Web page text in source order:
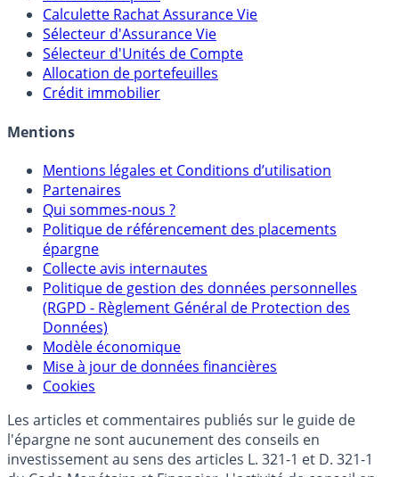
Calculateur d'intérêts
Calculette Impôts
Calculette Rachat Assurance Vie
Sélecteur d'Assurance Vie
Sélecteur d'Unités de Compte
Crédit immobilier
Mentions
Mentions légales et Conditions d’utilisation
Partenaires
Qui sommes-nous ?
Politique de référencement des placements
épargne
Collecte avis internautes
Politique de gestion des données personnelles
(RGPD - Règlement Général de Protection des
Données)
Modèle économique
Cookies
Les articles et commentaires publiés sur le guide de